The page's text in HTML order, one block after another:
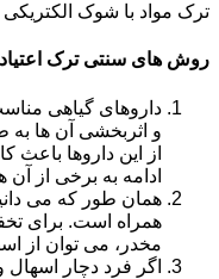
ترک مواد با شوک
روش های سنتی ترک
داروهای گیاهی
و اثربخشی آن ها
از این داروها
ادامه به برخی از
همان طور که می
همراه است. برای
مخدر، می توان از
اگر فرد دچار